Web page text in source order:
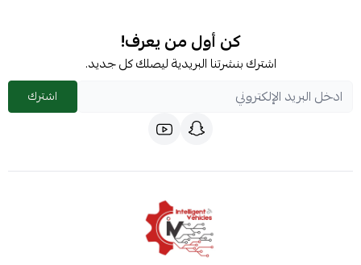
كن أول من يعرف!
اشترك بنشرتنا البريدية ليصلك كل جديد.
اشترك